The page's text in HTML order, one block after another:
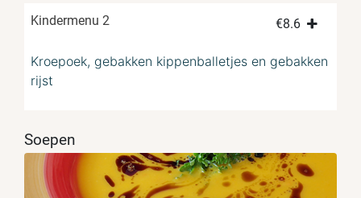
Kindermenu 2 €8.6
Kroepoek, gebakken kippenballetjes en gebakken
rijst
Soepen